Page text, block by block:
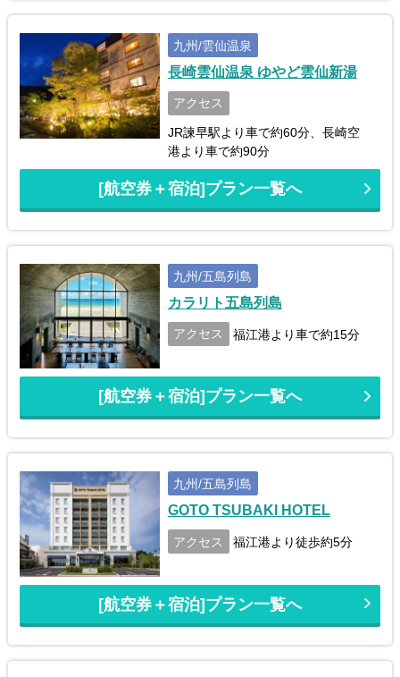
九州/雲仙温泉
長崎雲仙温泉 ゆやど雲仙新湯
アクセス
JR諫早駅より車で約60分、長崎空
港より車で約90分
[航空券＋宿泊]プラン一覧へ
九州/五島列島
カラリト五島列島
アクセス 福江港より車で約15分
[航空券＋宿泊]プラン一覧へ
九州/五島列島
GOTO TSUBAKI HOTEL
アクセス 福江港より徒歩約5分
[航空券＋宿泊]プラン一覧へ